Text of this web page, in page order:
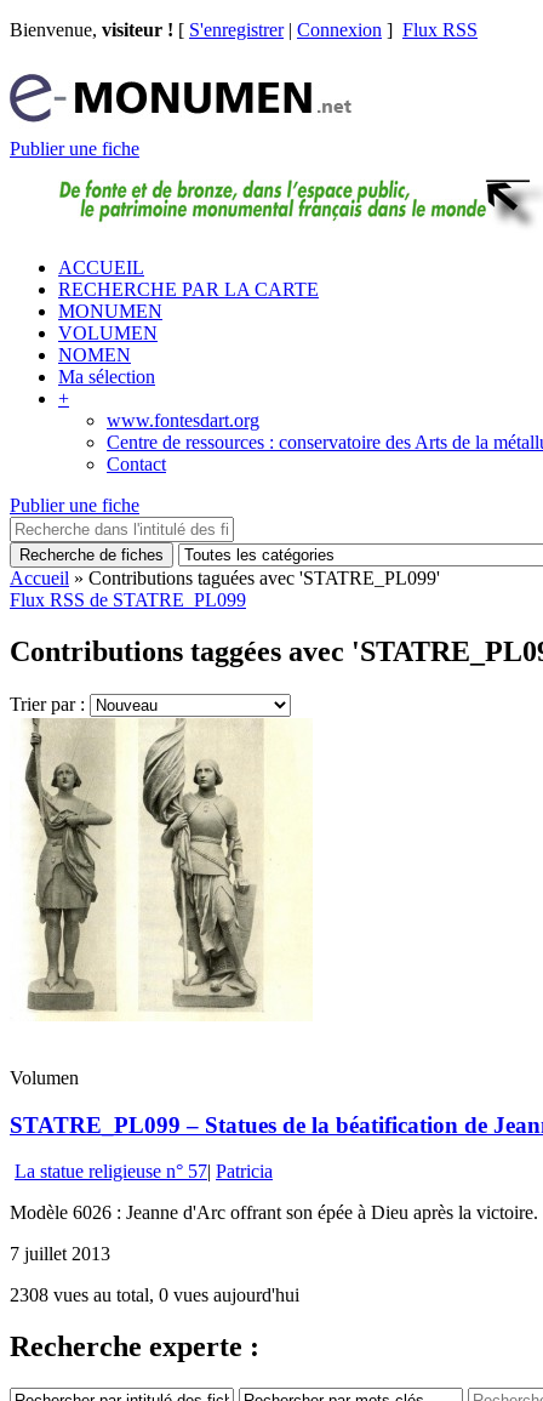
Bienvenue, visiteur ! [ S'enregistrer| Connexion ] Flux RSS
Publier une fiche
ACCUEIL
RECHERCHE PAR LA CARTE
MONUMEN
VOLUMEN
NOMEN
Ma sélection
+
www.fontesdart.org
Centre de ressources : conservatoire des Arts de la
Contact
Publier une fiche
Recherche de fiches
Accueil » Contributions taguées avec 'STATRE_PL099'
Flux RSS de STATRE_PL099
Contributions taggées avec
Trier par :
Volumen
STATRE_PL099 – Statues de la béatification de
La statue religieuse n° 57| Patricia
Modèle 6026 : Jeanne d'Arc offrant son épée à Dieu après la victoire.
7 juillet 2013
2308 vues au total, 0 vues aujourd'hui
Recherche experte :